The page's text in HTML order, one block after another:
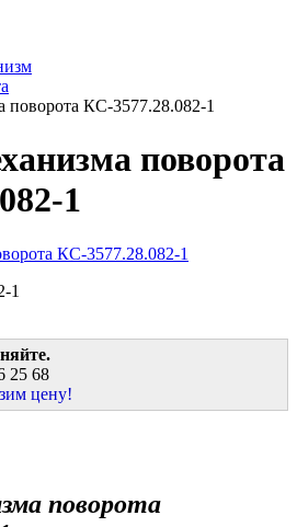
КС-3577.28.082-1
поворота
1
1
25 68
цену!
поворота